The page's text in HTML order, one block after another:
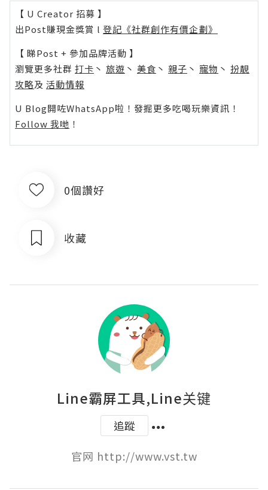
【 U Creator 招募 】
出Post賺現金獎賞 l 登記《社群創作有價企劃》
【 睇Post + 參加品牌活動 】
瀏覽更多社群 打卡 丶 旅遊 丶 美食 丶 親子 丶 寵物 丶 扮靚
攻略及 活動情報
U Blog開咗WhatsApp啦！發掘更多吃喝玩樂資訊！
Follow 我哋 ！
0個讚好
收藏
Line霸屏工具,Line关键
追蹤
官网 http://www.vst.tw